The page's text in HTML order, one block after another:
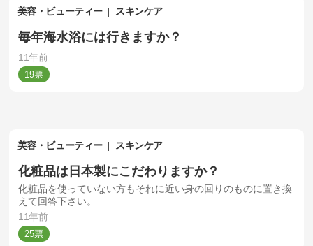
美容・ビューティー スキンケア
毎年海水浴には行きますか？
11年前
19
美容・ビューティー スキンケア
化粧品は日本製にこだわりますか？
化粧品を使っていない方もそれに近い身の回りのものに置き換
えて回答下さい。
11年前
25